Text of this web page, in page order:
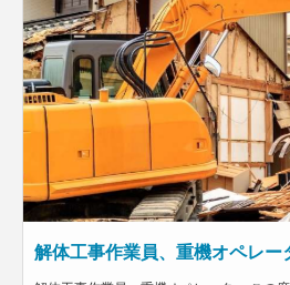
解体工事作業員、重機オペレー